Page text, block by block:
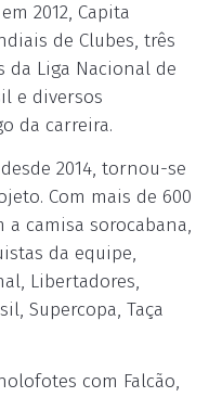
2012, Capita
de Clubes, três
da Liga Nacional de
e diversos
da carreira.
2014, tornou-se
Com mais de 600
a camisa sorocabana,
da equipe,
Libertadores,
Supercopa, Taça
com Falcão,